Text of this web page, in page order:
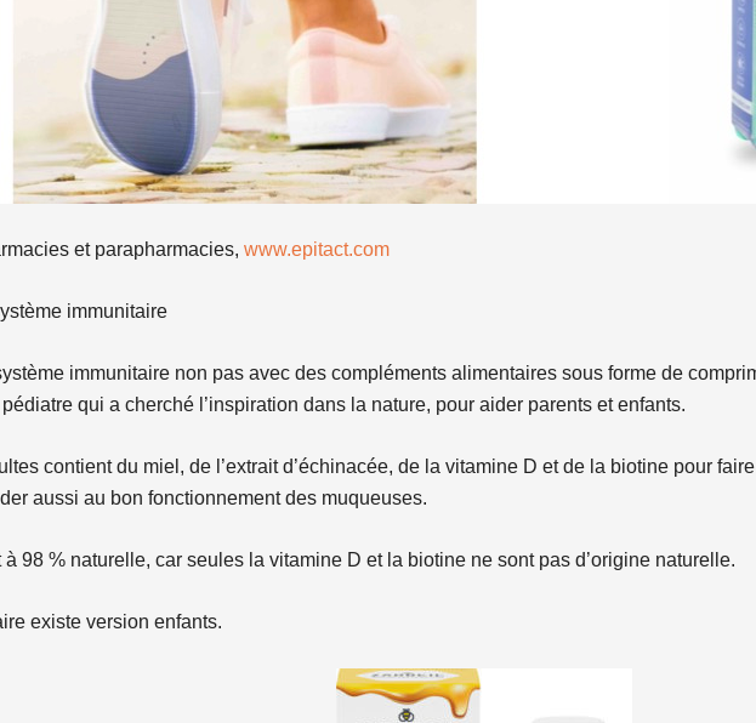
et parapharmacies, www.epitact.com
immunitaire
immunitaire non pas avec des compléments alimentaires sous forme de
qui a cherché l’inspiration dans la nature, pour aider parents et enfants.
contient du miel, de l’extrait d’échinacée, de la vitamine D et de la biotine pour
aussi au bon fonctionnement des muqueuses.
à 98 % naturelle, car seules la vitamine D et la biotine ne sont pas d’origine naturelle.
existe version enfants.